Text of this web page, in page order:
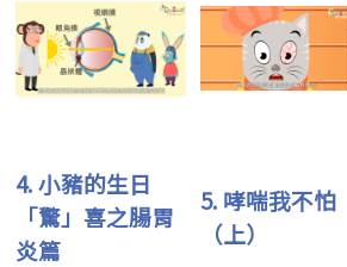
4.小豬的生日
「驚」喜之腸胃
炎篇
5. 哮喘我不怕
（上）